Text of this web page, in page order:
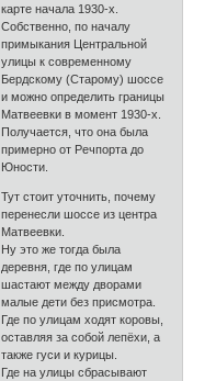
карте начала 1930-х.
Собственно, по началу
примыкания Центральной
улицы к современному
Бердскому (Старому) шоссе
и можно определить границы
Матвеевки в момент 1930-х.
Получается, что она была
примерно от Речпорта до
Юности.
Тут стоит уточнить, почему
перенесли шоссе из центра
Матвеевки.
Ну это же тогда была
деревня, где по улицам
шастают между дворами
малые дети без присмотра.
Где по улицам ходят коровы,
оставляя за собой лепёхи, а
также гуси и курицы.
Где на улицы сбрасывают